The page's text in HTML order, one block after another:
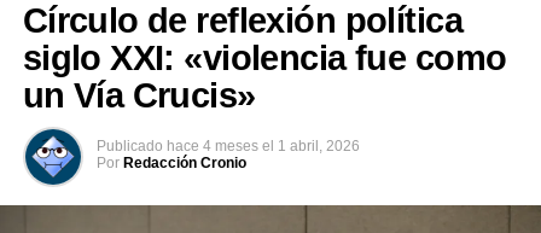
Círculo de reflexión política
siglo XXI: «violencia fue como
un Vía Crucis»
Publicado hace 4 meses el 1 abril, 2026
Por Redacción Cronio